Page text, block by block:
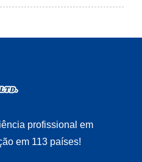
profissional em
em 113 países!